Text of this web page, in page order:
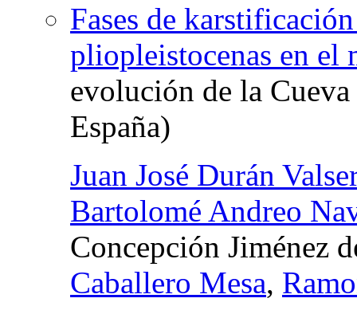
Fases de
pliopleistocenas en el
evolución de la
España)
Juan José Durán
Bartolomé Andreo
Concepción Jiménez
Caballero Mesa,